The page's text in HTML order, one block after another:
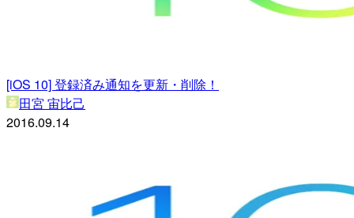
[iOS 10] 登録済み通知を更新・削除！
田宮 宙比己
2016.09.14